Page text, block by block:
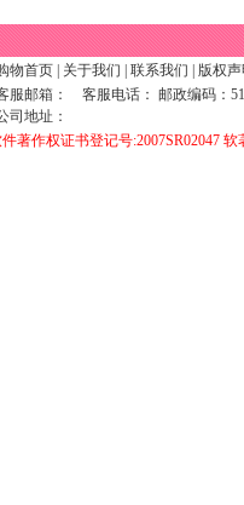
物首页
关于我们 联系我们
版权
服邮箱：
客服电话： 邮政编码：
司地址：
著作权证书登记号:2007SR02047 软